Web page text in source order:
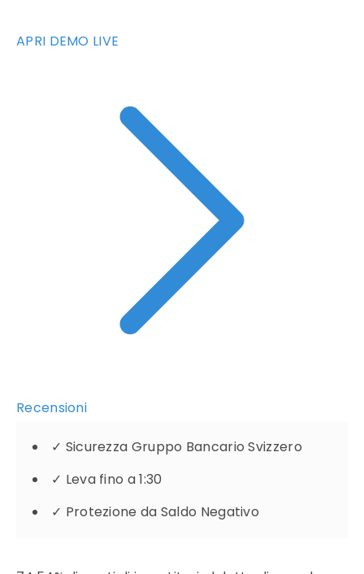
APRI DEMO LIVE
Recensioni
✓ Sicurezza Gruppo Bancario Svizzero
✓ Leva fino a 1:30
✓ Protezione da Saldo Negativo